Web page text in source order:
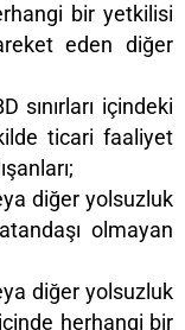
bir yetkilisi
eden diğer
sınırları içindeki
ticari faaliyet
diğer yolsuzluk
olmayan
diğer yolsuzluk
herhangi bir